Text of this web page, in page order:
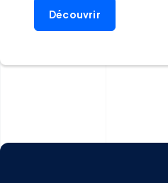
Découvrir